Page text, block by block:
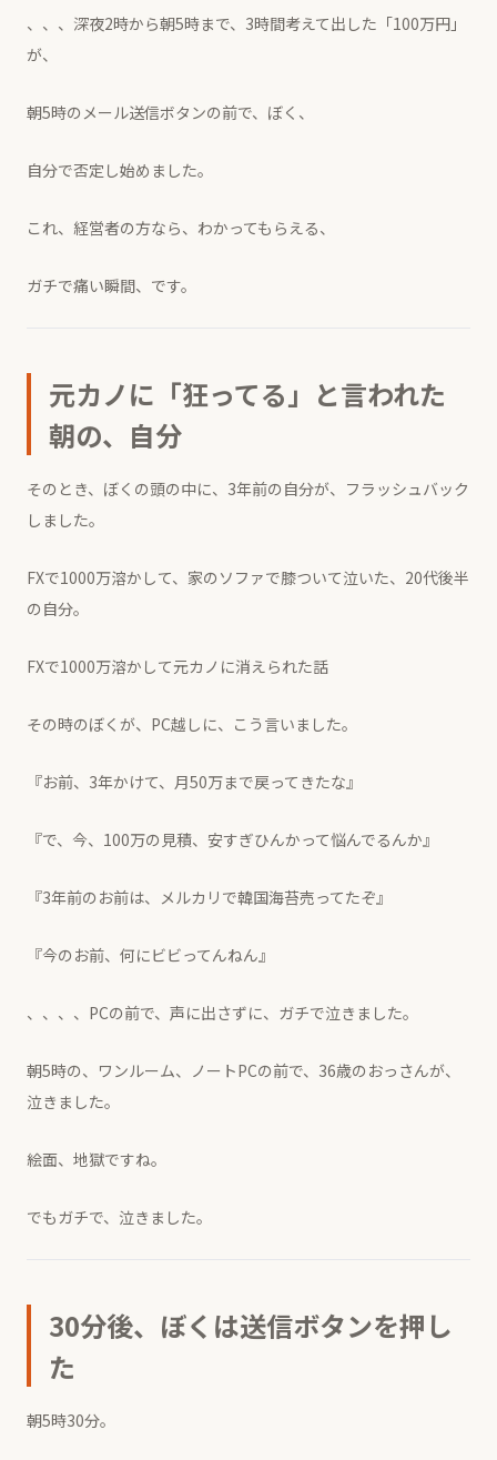
、、、深夜2時から朝5時まで、3時間考えて出した「100万円」
が、
朝5時のメール送信ボタンの前で、ぼく、
自分で否定し始めました。
これ、経営者の方なら、わかってもらえる、
ガチで痛い瞬間、です。
元カノに「狂ってる」と言われた
朝の、自分
そのとき、ぼくの頭の中に、3年前の自分が、フラッシュバック
しました。
FXで1000万溶かして、家のソファで膝ついて泣いた、20代後半
の自分。
FXで1000万溶かして元カノに消えられた話
その時のぼくが、PC越しに、こう言いました。
『お前、3年かけて、月50万まで戻ってきたな』
『で、今、100万の見積、安すぎひんかって悩んでるんか』
『3年前のお前は、メルカリで韓国海苔売ってたぞ』
『今のお前、何にビビってんねん』
、、、、PCの前で、声に出さずに、ガチで泣きました。
朝5時の、ワンルーム、ノートPCの前で、36歳のおっさんが、
泣きました。
絵面、地獄ですね。
でもガチで、泣きました。
30分後、ぼくは送信ボタンを押し
た
朝5時30分。